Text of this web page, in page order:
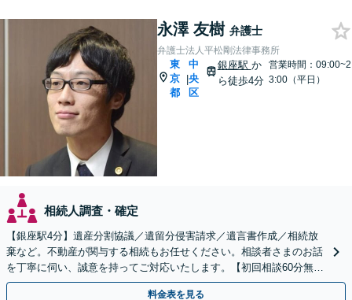
永澤 友樹 弁護士
弁護士法人平松剛法律事務所
東
京
都
|
中
央
区
銀座駅 か
ら徒歩4分
営業時間：09:00~2
3:00（平日）
相続人調査・確定
【銀座駅4分】遺産分割協議／遺留分侵害請求／遺言書作成／相続放
棄など。不動産が関与する相続もお任せください。相談者さまのお話
を丁寧に伺い、誠意を持ってご対応いたします。【初回相談60分無
料】【夜間相談可】
料金表を見る